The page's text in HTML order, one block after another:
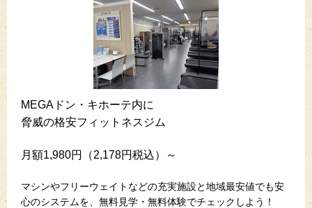
MEGAドン・キホーテ内に
脅威の格安フィットネスジム
月額1,980円（2,178円税込）～
マシンやフリーウェイトなどの充実施設と地域最安値でも安
心のシステムを、無料見学・無料体験でチェックしよう！